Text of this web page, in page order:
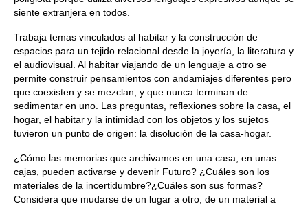
siente extranjera en todos.
Trabaja temas vinculados al habitar y la construcción de
espacios para un tejido relacional desde la joyería, la literatura y
el audiovisual. Al habitar viajando de un lenguaje a otro se
permite construir pensamientos con andamiajes diferentes pero
que coexisten y se mezclan, y que nunca terminan de
sedimentar en uno. Las preguntas, reflexiones sobre la casa, el
hogar, el habitar y la intimidad con los objetos y los sujetos
tuvieron un punto de origen: la disolución de la casa-hogar.
¿Cómo las memorias que archivamos en una casa, en unas
cajas, pueden activarse y devenir Futuro? ¿Cuáles son los
materiales de la incertidumbre?¿Cuáles son sus formas?
Considera que mudarse de un lugar a otro, de un material a